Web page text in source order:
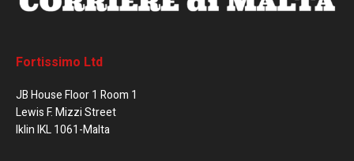
Fortissimo Ltd
JB House Floor 1 Room 1
Lewis F. Mizzi Street
Iklin IKL 1061-Malta